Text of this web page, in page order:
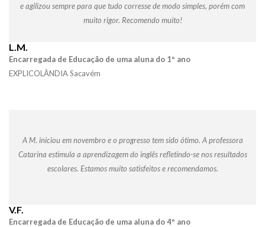
e agilizou sempre para que tudo corresse de modo simples, porém com
muito rigor. Recomendo muito!
L.M.
Encarregada de Educação de uma aluna do 1º ano
EXPLICOLÂNDIA Sacavém
A M. iniciou em novembro e o progresso tem sido ótimo. A professora
Catarina estimula a aprendizagem do inglês refletindo-se nos resultados
escolares. Estamos muito satisfeitos e recomendamos.
V.F.
Encarregada de Educação de uma aluna do 4º ano